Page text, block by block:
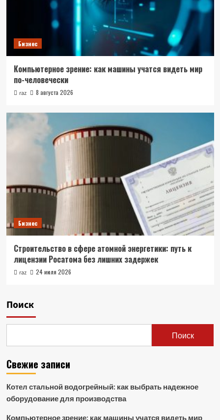
Бизнес
Компьютерное зрение: как машины учатся видеть мир
по-человечески
raz 8 августа 2026
Бизнес
Строительство в сфере атомной энергетики: путь к
лицензии Росатома без лишних задержек
raz 24 июля 2026
Поиск
Поиск
Свежие записи
Котел стальной водогрейный: как выбрать надежное
оборудование для производства
Компьютерное зрение: как машины учатся видеть мир